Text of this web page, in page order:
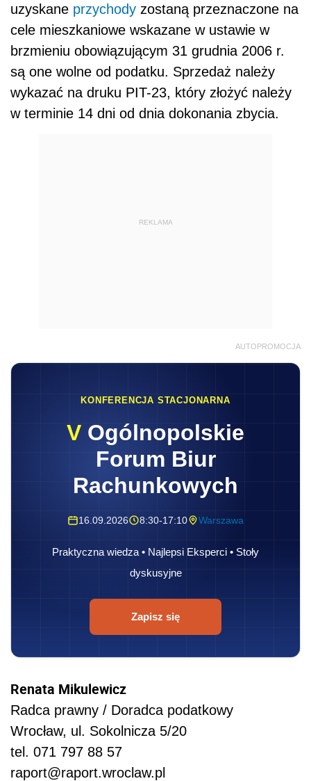
uzyskane przychody zostaną przeznaczone na
cele mieszkaniowe wskazane w ustawie w
brzmieniu obowiązującym 31 grudnia 2006 r.
są one wolne od podatku. Sprzedaż należy
wykazać na druku PIT-23, który złożyć należy
w terminie 14 dni od dnia dokonania zbycia.
REKLAMA
AUTOPROMOCJA
KONFERENCJA STACJONARNA
V Ogólnopolskie
Forum Biur
Rachunkowych
16.09.2026 8:30-17:10 Warszawa
Praktyczna wiedza • Najlepsi Eksperci • Stoły
dyskusyjne
Zapisz się
Renata Mikulewicz
Radca prawny / Doradca podatkowy
Wrocław, ul. Sokolnicza 5/20
tel. 071 797 88 57
raport@raport.wroclaw.pl